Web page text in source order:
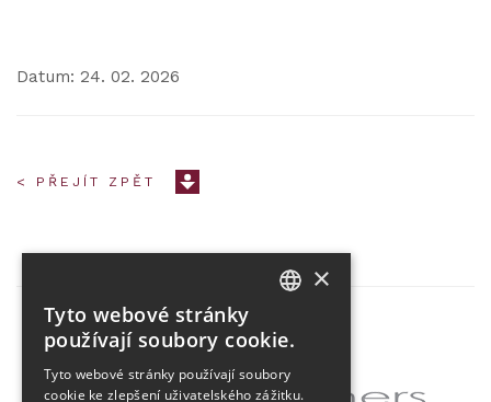
Datum: 24. 02. 2026
< PŘEJÍT ZPĚT
Partner projektu
×
Tyto webové stránky
používají soubory cookie.
Tyto webové stránky používají soubory
cookie ke zlepšení uživatelského zážitku.